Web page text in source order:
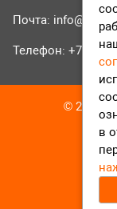
Почта: info@tvr24.tv
Телефон: +7 (496)
© 2016-
в